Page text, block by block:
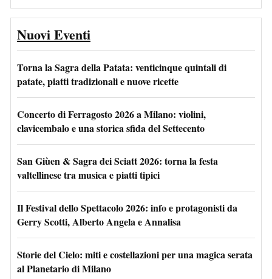
Nuovi Eventi
Torna la Sagra della Patata: venticinque quintali di
patate, piatti tradizionali e nuove ricette
Concerto di Ferragosto 2026 a Milano: violini,
clavicembalo e una storica sfida del Settecento
San Giùen & Sagra dei Sciatt 2026: torna la festa
valtellinese tra musica e piatti tipici
Il Festival dello Spettacolo 2026: info e protagonisti da
Gerry Scotti, Alberto Angela e Annalisa
Storie del Cielo: miti e costellazioni per una magica serata
al Planetario di Milano